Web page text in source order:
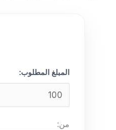
المبلغ المطلوب:
من: